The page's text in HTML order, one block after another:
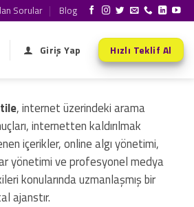
Sorular Blog
Giriş Yap Hızlı Teklif Al
, internet üzerindeki arama
internetten kaldırılmak
içerikler, online algı yönetimi,
yönetimi ve profesyonel medya
konularında uzmanlaşmış bir
ajanstır.